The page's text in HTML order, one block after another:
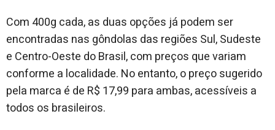
Com 400g cada, as duas opções já podem ser
encontradas nas gôndolas das regiões Sul, Sudeste
e Centro-Oeste do Brasil, com preços que variam
conforme a localidade. No entanto, o preço sugerido
pela marca é de R$ 17,99 para ambas, acessíveis a
todos os brasileiros.